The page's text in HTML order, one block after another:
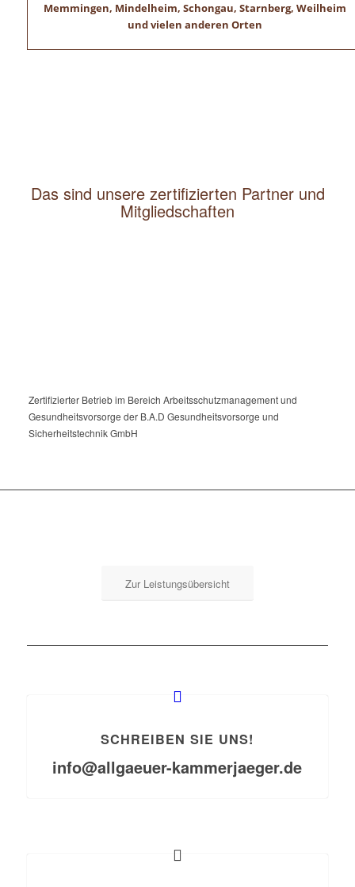
Memmingen, Mindelheim, Schongau, Starnberg, Weilheim
und vielen anderen Orten
Das sind unsere zertifizierten Partner und
Mitgliedschaften
Zertifizierter Betrieb im Bereich Arbeitsschutzmanagement und
Gesundheitsvorsorge der B.A.D Gesundheitsvorsorge und
Sicherheitstechnik GmbH
Zur Leistungsübersicht
SCHREIBEN SIE UNS!
info@allgaeuer-kammerjaeger.de